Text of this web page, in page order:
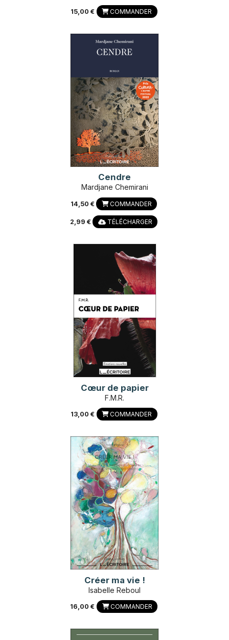
15,00 € COMMANDER
Cendre
Mardjane Chemirani
14,50 € COMMANDER
2,99 € TÉLÉCHARGER
Cœur de papier
F.M.R.
13,00 € COMMANDER
Créer ma vie !
Isabelle Reboul
16,00 € COMMANDER